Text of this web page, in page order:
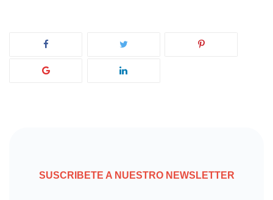
SUSCRIBETE A NUESTRO NEWSLETTER